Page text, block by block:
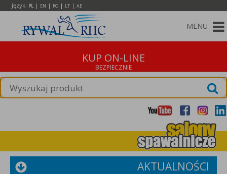
Język: PL | EN | RO | LT | AE
MENU
KUP ON-LINE
AKTUALNOŚCI